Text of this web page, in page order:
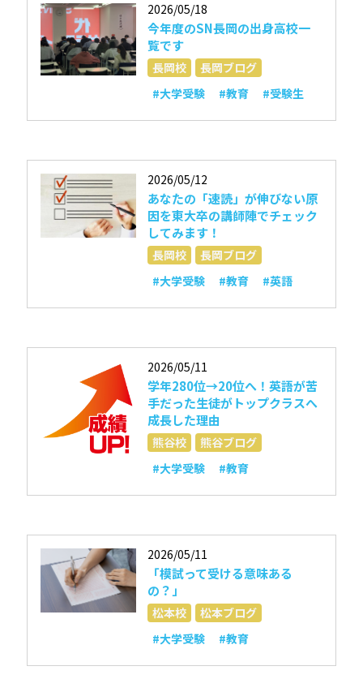
2026/05/18
今年度のSN長岡の出身高校一
覧です
長岡校
長岡ブログ
#大学受験
#教育 #受験生
2026/05/12
あなたの「速読」が伸びない原
因を東大卒の講師陣でチェック
してみます！
長岡校
長岡ブログ
#大学受験
#教育 #英語
2026/05/11
学年280位→20位へ！英語が苦
手だった生徒がトップクラスへ
成長した理由
熊谷校
熊谷ブログ
#大学受験
#教育
2026/05/11
「模試って受ける意味ある
の？」
松本校
松本ブログ
#大学受験
#教育